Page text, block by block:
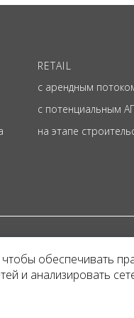
RETAIL
с арендным
с потенциальным
на этапе
Представленная на
и не является
обеспечивать
и анализировать